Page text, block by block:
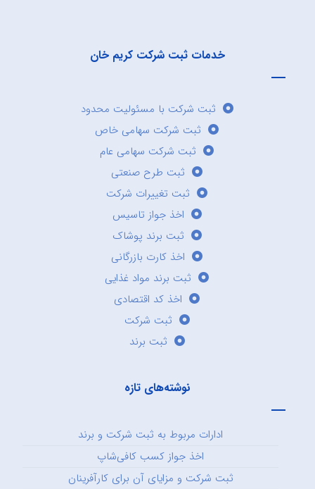
خدمات ثبت شرکت کریم خان
ثبت شرکت با مسئولیت محدود
ثبت شرکت سهامی خاص
ثبت شرکت سهامی عام
ثبت طرح صنعتی
ثبت تغییرات شرکت
اخذ جواز تاسیس
ثبت برند پوشاک
اخذ کارت بازرگانی
ثبت برند مواد غذایی
اخذ کد اقتصادی
ثبت شرکت
ثبت برند
نوشته‌های تازه
ادارات مربوط به ثبت شرکت و برند
اخذ جواز کسب کافی‌شاپ
ثبت شرکت و مزایای آن برای کارآفرینان